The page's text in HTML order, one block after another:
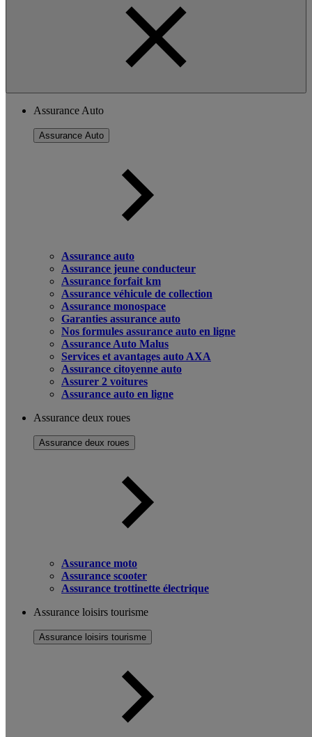
Assurance Auto
Assurance Auto
Assurance auto
Assurance jeune conducteur
Assurance forfait km
Assurance véhicule de collection
Assurance monospace
Garanties assurance auto
Nos formules assurance auto en ligne
Assurance Auto Malus
Services et avantages auto AXA
Assurance citoyenne auto
Assurer 2 voitures
Assurance auto en ligne
Assurance deux roues
Assurance deux roues
Assurance moto
Assurance scooter
Assurance trottinette électrique
Assurance loisirs tourisme
Assurance loisirs tourisme